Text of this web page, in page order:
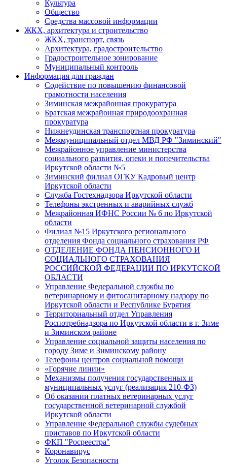
Культура
Общество
Средства массовой информации
ЖКХ, архитектура и строительство
ЖКХ, транспорт, связь
Архитектура, градостроительство
Градостроительное зонирование
Муниципальный контроль
Информация для граждан
Содействие по повышению финансовой
грамотности населения
Зиминская межрайонная прокуратура
Братская межрайонная природоохранная
прокуратура
Нижнеудинская транспортная прокуратура
Межмуниципальный отдел МВД РФ "Зиминский"
Межрайонное управление министерства
социального развития, опеки и попечительства
Иркутской области №5
Зиминский филиал ОГКУ Кадровый центр
Иркутской области
Служба Гостехнадзора Иркутской области
Телефоны экстренных и аварийных служб
Межрайонная ИФНС России № 6 по Иркутской
области
Филиал №15 Иркутского регионального
отделения Фонда социального страхования РФ
ОТДЕЛЕНИЕ ФОНДА ПЕНСИОННОГО И
СОЦИАЛЬНОГО СТРАХОВАНИЯ
РОССИЙСКОЙ ФЕДЕРАЦИИ ПО ИРКУТСКОЙ
ОБЛАСТИ
Управление Федеральной службы по
ветеринарному и фитосанитарному надзору по
Иркутской области и Республике Бурятия
Территориальный отдел Управления
Роспотребнадзора по Иркутской области в г. Зиме
и Зиминском районе
Управление социальной защиты населения по
городу Зиме и Зиминскому району
Телефоны центров социальной помощи
«Горячие линии»
Механизмы получения государственных и
муниципальных услуг (реализация 210-ФЗ)
Об оказании платных ветеринарных услуг
государственной ветеринарной службой
Иркутской области
Управление Федеральной службы судебных
приставов по Иркутской области
ФКП "Росреестра"
Коронавирус
Уголок Безопасности